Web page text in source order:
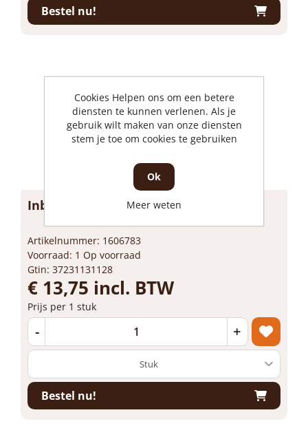
Bestel nu!
Inbus T-handgreep 1/4" l=275mm
Artikelnummer: 1606783
Voorraad: 1 Op voorraad
Gtin: 37231131128
€ 13,75 incl. BTW
Prijs per 1 stuk
- +
Bestel nu!
Cookies Helpen ons om een betere
diensten te kunnen verlenen. Als je
gebruik wilt maken van onze diensten
stem je toe om cookies te gebruiken
Ok
Meer weten